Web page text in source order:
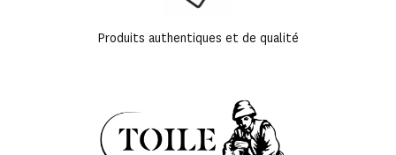
Produits authentiques et de qualité